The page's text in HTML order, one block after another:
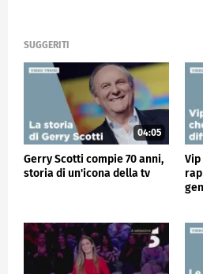
SUGGERITI
04:05
Gerry Scotti compie 70 anni,
storia di un'icona della tv